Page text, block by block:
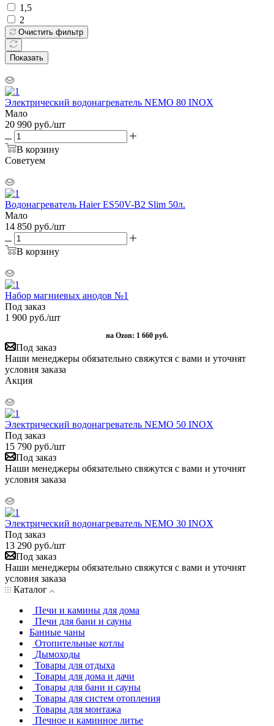
1,5
2
Очистить фильтр
Показать
Электрический водонагреватель NEMO 80 INOX
Мало
20 990 руб./шт
В корзину
Советуем
Водонагреватель Haier ES50V-В2 Slim 50л.
Мало
14 850 руб./шт
В корзину
Набор магниевых анодов №1
Под заказ
1 900 руб./шт
на Ozon: 1 660 руб.
Под заказ
Наши менеджеры обязательно свяжутся с вами и уточнят
условия заказа
Акция
Электрический водонагреватель NEMO 50 INOX
Под заказ
15 790 руб./шт
Под заказ
Наши менеджеры обязательно свяжутся с вами и уточнят
условия заказа
Электрический водонагреватель NEMO 30 INOX
Под заказ
13 290 руб./шт
Под заказ
Наши менеджеры обязательно свяжутся с вами и уточнят
условия заказа
Каталог
Печи и камины для дома
Печи для бани и сауны
Банные чаны
Отопительные котлы
Дымоходы
Товары для отдыха
Товары для дома и дачи
Товары для бани и сауны
Товары для систем отопления
Товары для монтажа
Печное и каминное литье